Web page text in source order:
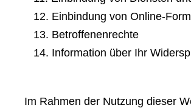
12. Einbindung von Online-
13. Betroffenenrechte
14. Information über Ihr
Im Rahmen der Nutzung dieser